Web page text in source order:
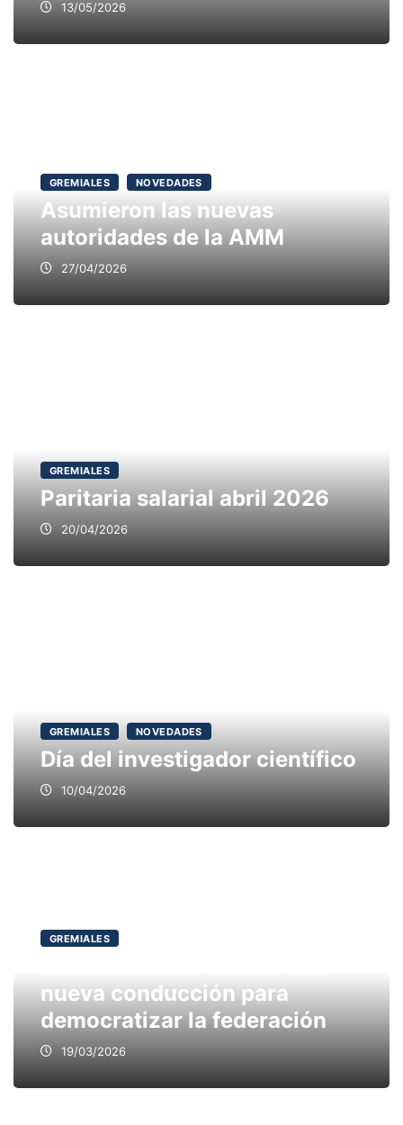
13/05/2026
GREMIALES NOVEDADES
Asumieron las nuevas
autoridades de la AMM
27/04/2026
GREMIALES
Paritaria salarial abril 2026
20/04/2026
GREMIALES NOVEDADES
Día del investigador científico
10/04/2026
GREMIALES
nueva conducción para
democratizar la federación
19/03/2026